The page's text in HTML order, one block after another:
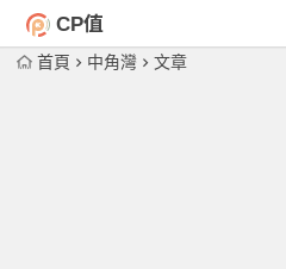
CP值
首頁 中角灣 文章